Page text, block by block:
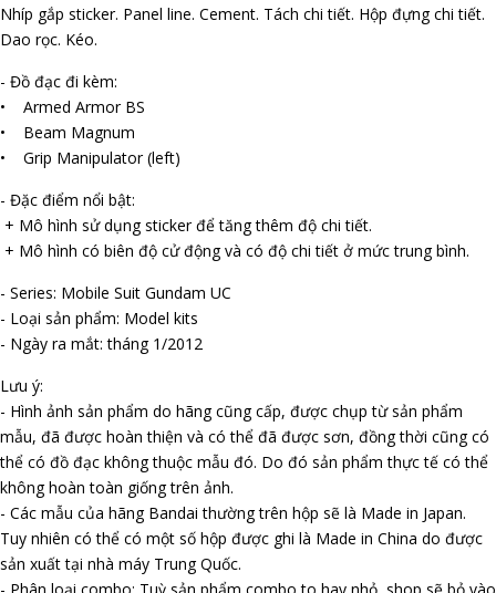
Nhíp gắp sticker. Panel line. Cement. Tách chi tiết. Hộp đựng chi tiết.
Dao rọc. Kéo.
- Đồ đạc đi kèm:
• Armed Armor BS
• Beam Magnum
• Grip Manipulator (left)
- Đặc điểm nổi bật:
+ Mô hình sử dụng sticker để tăng thêm độ chi tiết.
+ Mô hình có biên độ cử động và có độ chi tiết ở mức trung bình.
- Series: Mobile Suit Gundam UC
- Loại sản phẩm: Model kits
- Ngày ra mắt: tháng 1/2012
Lưu ý:
- Hình ảnh sản phẩm do hãng cũng cấp, được chụp từ sản phẩm
mẫu, đã được hoàn thiện và có thể đã được sơn, đồng thời cũng có
thể có đồ đạc không thuộc mẫu đó. Do đó sản phẩm thực tế có thể
không hoàn toàn giống trên ảnh.
- Các mẫu của hãng Bandai thường trên hộp sẽ là Made in Japan.
Tuy nhiên có thể có một số hộp được ghi là Made in China do được
sản xuất tại nhà máy Trung Quốc.